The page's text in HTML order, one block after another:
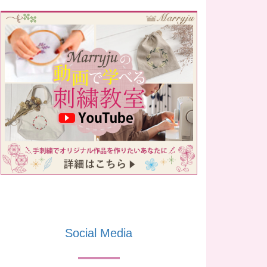
Social Media